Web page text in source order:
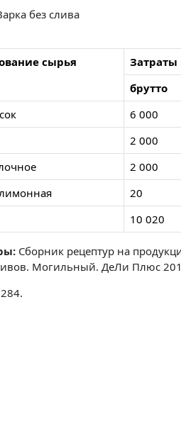
без слива
сырья
Затраты
брутто
6 000
2 000
2 000
20
10 020
Сборник рецептур на
Могильный. ДеЛи Плюс
284.